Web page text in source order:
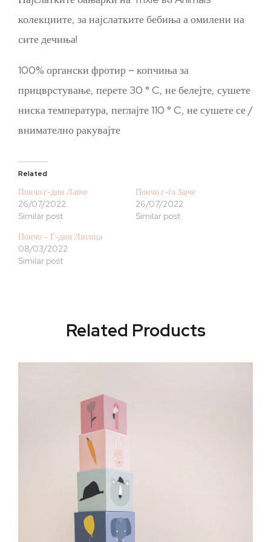
колекциите, за најслатките бебиња а омилени на
сите дечиња!
100% органски фротир – копчиња за
прицврстување, перете 30 ° C, не белејте, сушете
ниска температура, пеглајте 110 ° C, не сушете се /
внимателно ракувајте
Related
Пончо г-дин Лавче
26/07/2022
Similar post
Пончо г-ѓа Зајче
26/07/2022
Similar post
Пончо – Г-дин Лисица
08/03/2022
Similar post
Related Products